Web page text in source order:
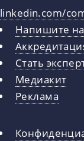
linkedin.com/
Напишите
Стать
Медиакит
Реклама